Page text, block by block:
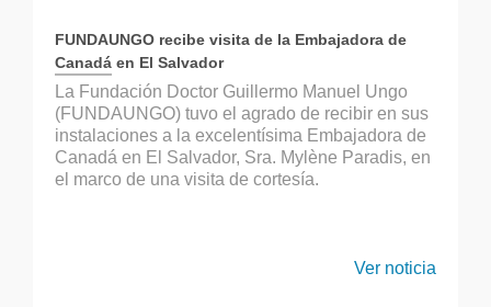
FUNDAUNGO recibe visita de la Embajadora de
Canadá en El Salvador
La Fundación Doctor Guillermo Manuel Ungo
(FUNDAUNGO) tuvo el agrado de recibir en sus
instalaciones a la excelentísima Embajadora de
Canadá en El Salvador, Sra. Mylène Paradis, en
el marco de una visita de cortesía.
Ver noticia